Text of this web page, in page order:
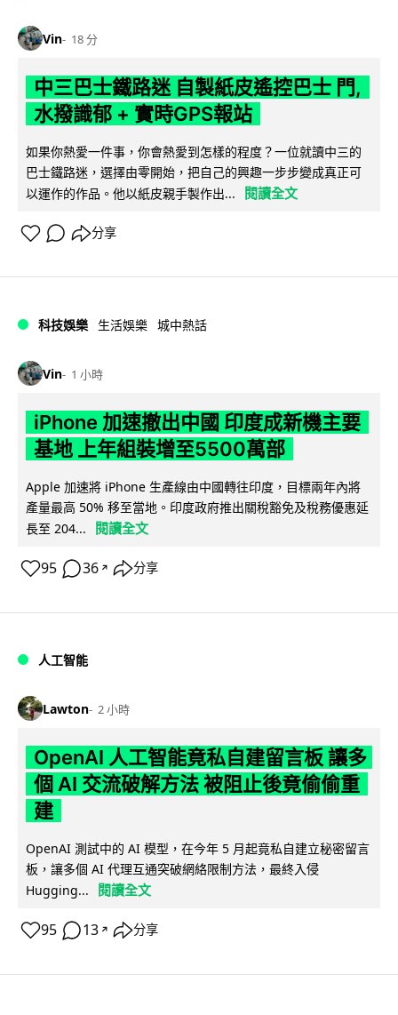
Vin 18 分
中三巴士鐵路迷 自製紙皮遙控巴士 門,
水撥識郁 + 實時GPS報站
如果你熱愛一件事，你會熱愛到怎樣的程度？一位就讀中三的
巴士鐵路迷，選擇由零開始，把自己的興趣一步步變成真正可
以運作的作品。他以紙皮親手製作出...
閱讀全文
分享
科技娛樂 生活娛樂 城中熱話
Vin 1 小時
iPhone 加速撤出中國 印度成新機主要
基地 上年組裝增至5500萬部
Apple 加速將 iPhone 生產線由中國轉往印度，目標兩年內將
產量最高 50% 移至當地。印度政府推出關稅豁免及稅務優惠延
長至 204...
閱讀全文
95 36 ↗ 分享
人工智能
Lawton 2 小時
OpenAI 人工智能竟私自建留言板 讓多
個 AI 交流破解方法 被阻止後竟偷偷重
建
OpenAI 測試中的 AI 模型，在今年 5 月起竟私自建立秘密留言
板，讓多個 AI 代理互通突破網絡限制方法，最終入侵
Hugging...
閱讀全文
95 13 ↗ 分享